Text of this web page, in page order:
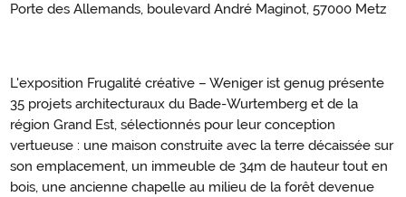
Porte des Allemands, boulevard André Maginot, 57000 Metz
L'exposition Frugalité créative – Weniger ist genug présente
35 projets architecturaux du Bade-Wurtemberg et de la
région Grand Est, sélectionnés pour leur conception
vertueuse : une maison construite avec la terre décaissée sur
son emplacement, un immeuble de 34m de hauteur tout en
bois, une ancienne chapelle au milieu de la forêt devenue